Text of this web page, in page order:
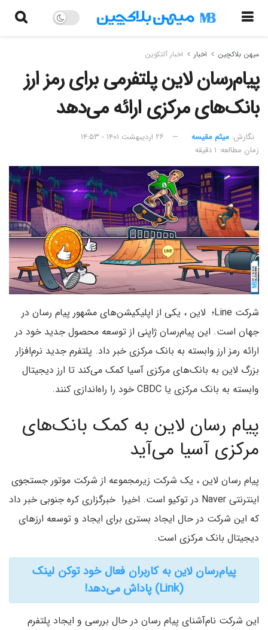
میهن بلاکچین اخبار اخبار آلتکوین
پیام‌رسان لاین پلتفرمی برای رمز ارز
بانک‌های مرکزی ارائه می‌دهد
نگارش:‌ میثم مقیسه
۲۶ اردیبهشت ۱۴۰۱ - ۱۴:۵۳
زمان مطالعه: ۱ دقیقه
شرکت Line؛ لاین ، یکی از اپلیکیشن‌های مشهور پیام رسان در
جهان است. این پیام‌رسان ژاپنی از توسعه محصول جدید خود در
ارائه رمز ارز وابسته به بانک مرکزی خبر داد. پلتفرم جدید نرم‌افزار
بزرگ لاین به بانک‌های مرکزی آسیا کمک می‌کند تا ارز دیجیتال
وابسته به بانک مرکزی یا CBDC خود را راه‌اندازی کنند.
پیام رسان لاین به کمک بانک‌های
مرکزی آسیا می‌آید
پیام رسان لاین ، یک شرکت زیرمجموعه از شرکت موتور جستجوی
اینترنتی Naver در توکیو است. اخیرا خبرگزاری کره جنوبی خبر داد
که این شرکت در حال ایجاد بستری برای ایجاد و توسعه ارزهای
دیجیتال بانک مرکزی است.
پیام‌رسان لاین به کاربران فعال خود توکن لینک
(Link) پاداش می‌دهد!
این شرکت نام‌آشنای پیام رسان در حال بررسی و ایجاد پلتفرم